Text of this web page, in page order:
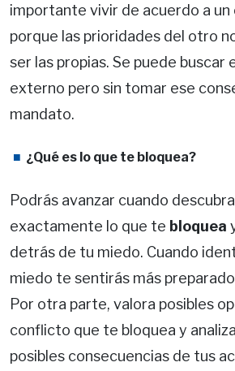
importante vivir de acuerdo a
porque las prioridades del otro
ser las propias. Se puede buscar
externo pero sin tomar ese
mandato.
¿Qué es lo que te bloquea?
Podrás avanzar cuando
exactamente lo que te bloquea
detrás de tu miedo. Cuando
miedo te sentirás más
Por otra parte, valora posibles
conflicto que te bloquea y
posibles consecuencias de tus